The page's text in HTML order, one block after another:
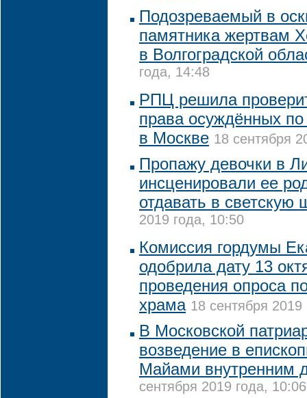
Подозреваемый в
памятника жертвам
в Волгоградской
года, 14:48
РПЦ решила
права осуждённых
в Москве 18 сентября
Пропажу девочки в
инсценировали ее
отдавать в светскую
2019 года, 10:50
Комиссия гордумы
одобрила дату 13
проведения опроса
храма 18 сентября 2019
В Московской
возведение в
Майами внутренним
сентября 2019 года, 10:06